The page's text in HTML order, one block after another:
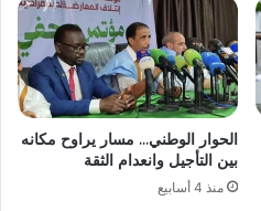
الحوار الوطني… مسار يراوح مكانه
بين التأجيل وانعدام الثقة
منذ 4 أسابيع